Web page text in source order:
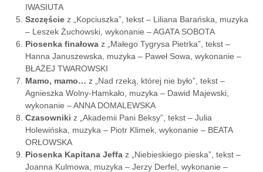
IWASIUTA
Szczęście z „Kopciuszka”, tekst – Liliana Barańska, muzyka
– Leszek Żuchowski, wykonanie – AGATA SOBOTA
Piosenka finałowa z „Małego Tygrysa Pietrka”, tekst –
Hanna Januszewska, muzyka – Paweł Sowa, wykonanie –
BŁAŻEJ TWAROWSKI
Mamo, mamo… z „Nad rzeką, której nie było”, tekst –
Agnieszka Wolny-Hamkało, muzyka – Dawid Majewski,
wykonanie – ANNA DOMALEWSKA
Czasowniki z „Akademii Pani Beksy”, tekst – Julia
Holewińska, muzyka – Piotr Klimek, wykonanie – BEATA
ORŁOWSKA
Piosenka Kapitana Jeffa z „Niebieskiego pieska”, tekst –
Joanna Kulmowa, muzyka – Jerzy Derfel, wykonanie –